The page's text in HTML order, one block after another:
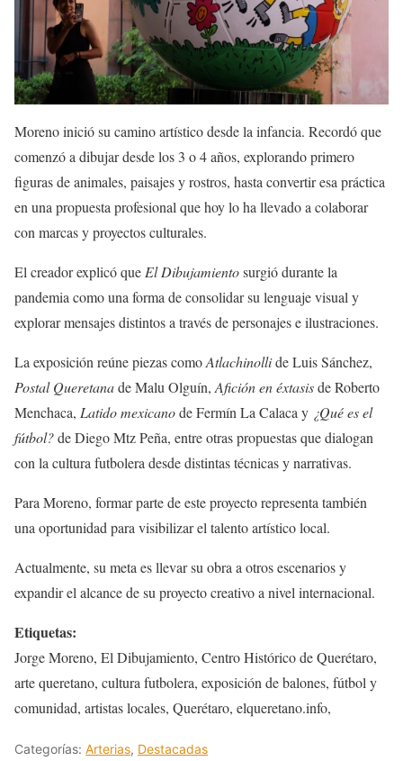
Moreno inició su camino artístico desde la infancia. Recordó que
comenzó a dibujar desde los 3 o 4 años, explorando primero
figuras de animales, paisajes y rostros, hasta convertir esa práctica
en una propuesta profesional que hoy lo ha llevado a colaborar
con marcas y proyectos culturales.
El creador explicó queEl Dibujamientosurgió durante la
pandemia como una forma de consolidar su lenguaje visual y
explorar mensajes distintos a través de personajes e ilustraciones.
La exposición reúne piezas comoAtlachinollide Luis Sánchez,
Postal Queretanade Malu Olguín,Afición en éxtasisde Roberto
Menchaca, Latido mexicanode Fermín La Calaca y ¿Qué es el
fútbol?de Diego Mtz Peña, entre otras propuestas que dialogan
con la cultura futbolera desde distintas técnicas y narrativas.
Para Moreno, formar parte de este proyecto representa también
una oportunidad para visibilizar el talento artístico local.
Actualmente, su meta es llevar su obra a otros escenarios y
expandir el alcance de su proyecto creativo a nivel internacional.
Etiquetas:
Jorge Moreno, El Dibujamiento, Centro Histórico de Querétaro,
arte queretano, cultura futbolera, exposición de balones, fútbol y
comunidad, artistas locales, Querétaro, elqueretano.info,
Categorías: Arterias, Destacadas